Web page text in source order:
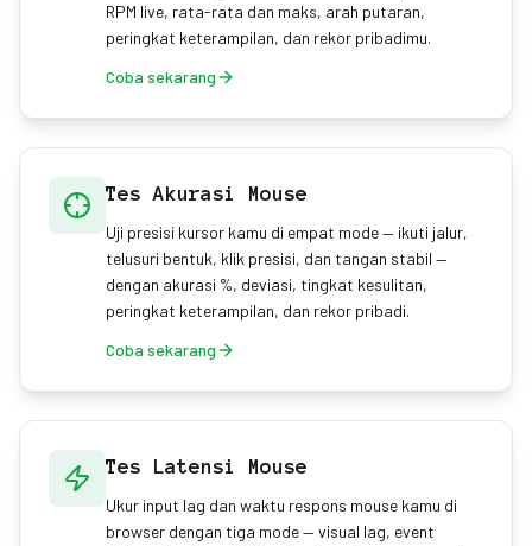
RPM live, rata-rata dan maks, arah putaran,
peringkat keterampilan, dan rekor pribadimu.
Coba sekarang
Tes Akurasi Mouse
Uji presisi kursor kamu di empat mode — ikuti jalur,
telusuri bentuk, klik presisi, dan tangan stabil —
dengan akurasi %, deviasi, tingkat kesulitan,
peringkat keterampilan, dan rekor pribadi.
Coba sekarang
Tes Latensi Mouse
Ukur input lag dan waktu respons mouse kamu di
browser dengan tiga mode — visual lag, event